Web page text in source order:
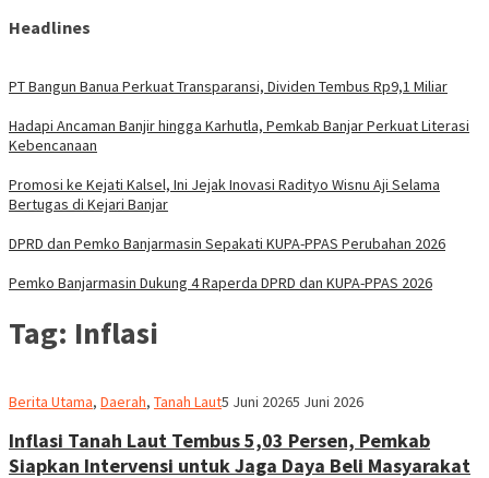
Headlines
PT Bangun Banua Perkuat Transparansi, Dividen Tembus Rp9,1 Miliar
Hadapi Ancaman Banjir hingga Karhutla, Pemkab Banjar Perkuat Literasi
Kebencanaan
Promosi ke Kejati Kalsel, Ini Jejak Inovasi Radityo Wisnu Aji Selama
Bertugas di Kejari Banjar
DPRD dan Pemko Banjarmasin Sepakati KUPA-PPAS Perubahan 2026
Pemko Banjarmasin Dukung 4 Raperda DPRD dan KUPA-PPAS 2026
Tag: Inflasi
Berita Utama, Daerah, Tanah LautRedaksi
5 Juni 20265 Juni 2026
Inflasi Tanah Laut Tembus 5,03 Persen, Pemkab
Siapkan Intervensi untuk Jaga Daya Beli Masyarakat